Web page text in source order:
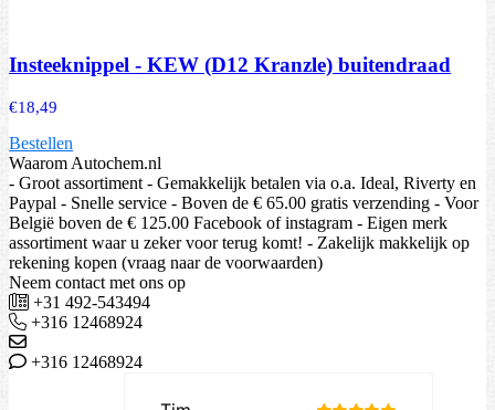
Insteeknippel - KEW (D12 Kranzle) buitendraad
€18,49
Bestellen
Waarom Autochem.nl
- Groot assortiment - Gemakkelijk betalen via o.a. Ideal, Riverty en
Paypal - Snelle service - Boven de € 65.00 gratis verzending - Voor
België boven de € 125.00 Facebook of instagram - Eigen merk
assortiment waar u zeker voor terug komt! - Zakelijk makkelijk op
rekening kopen (vraag naar de voorwaarden)
Neem contact met ons op
+31 492-543494
+316 12468924
+316 12468924